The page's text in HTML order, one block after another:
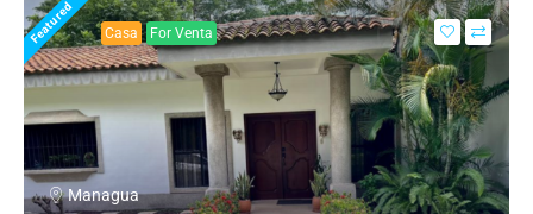
Featured Casa For Venta
Managua